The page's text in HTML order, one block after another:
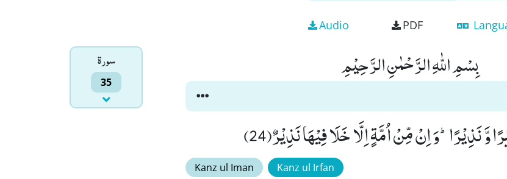
Audio PDF
سورۃ
35
بِسْمِ اللّٰهِ الرَّحْمٰنِ الرَّحِیْمِ
نَذِیْرًاؕ-وَ اِنْ مِّنْ اُمَّةٍ اِلَّا خَلَا فِیْهَا نَذِیْرٌ(24)
Kanz ul Iman Kanz ul Irfan